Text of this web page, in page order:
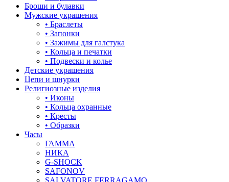
корона
кошки
круг (шар)
крылья и перья
листья
ловец снов
лошадки и единороги
лягушки
медведь
Броши и булавки
Мужские украшения
• Браслеты
• Запонки
• Зажимы для галстука
• Кольца и печатки
• Подвески и колье
Детские украшения
Цепи и шнурки
Религиозные изделия
• Иконы
• Кольца охранные
• Кресты
• Образки
Часы
ГАММА
НИКА
G-SHOCK
SAFONOV
SALVATORE FERRAGAMO